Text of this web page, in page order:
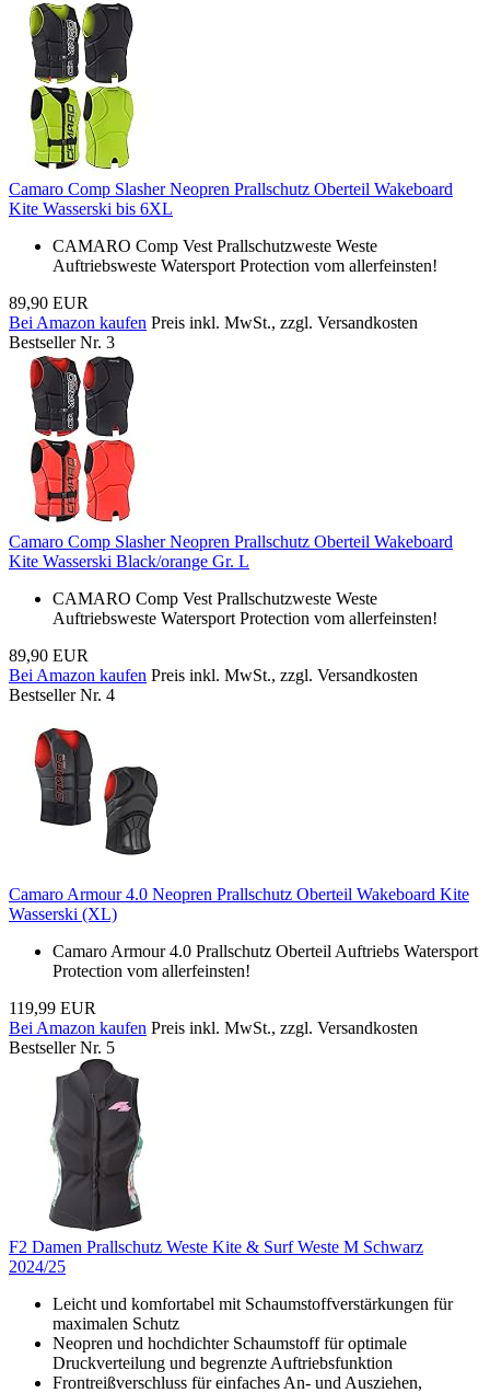
Camaro Comp Slasher Neopren Prallschutz Oberteil Wakeboard
Kite Wasserski bis 6XL
CAMARO Comp Vest Prallschutzweste Weste
Auftriebsweste Watersport Protection vom allerfeinsten!
89,90 EUR
Bei Amazon kaufen Preis inkl. MwSt., zzgl. Versandkosten
Bestseller Nr. 3
Camaro Comp Slasher Neopren Prallschutz Oberteil Wakeboard
Kite Wasserski Black/orange Gr. L
CAMARO Comp Vest Prallschutzweste Weste
Auftriebsweste Watersport Protection vom allerfeinsten!
89,90 EUR
Bei Amazon kaufen Preis inkl. MwSt., zzgl. Versandkosten
Bestseller Nr. 4
Camaro Armour 4.0 Neopren Prallschutz Oberteil Wakeboard Kite
Wasserski (XL)
Camaro Armour 4.0 Prallschutz Oberteil Auftriebs Watersport
Protection vom allerfeinsten!
119,99 EUR
Bei Amazon kaufen Preis inkl. MwSt., zzgl. Versandkosten
Bestseller Nr. 5
F2 Damen Prallschutz Weste Kite & Surf Weste M Schwarz
2024/25
Leicht und komfortabel mit Schaumstoffverstärkungen für
maximalen Schutz
Neopren und hochdichter Schaumstoff für optimale
Druckverteilung und begrenzte Auftriebsfunktion
Frontreißverschluss für einfaches An- und Ausziehen,